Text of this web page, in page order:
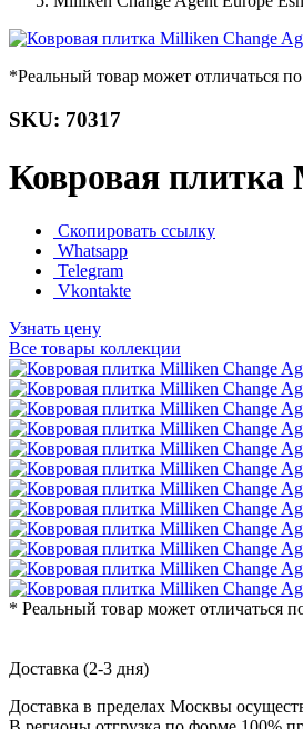
*Реальный товар может отличаться
SKU: 70317
Ковровая плитка
Скопировать ссылку
Whatsapp
Telegram
Vkontakte
Узнать цену
Все товары коллекции
* Реальный товар может отличаться
Доставка (2-3 дня)
Доставка в пределах Москвы